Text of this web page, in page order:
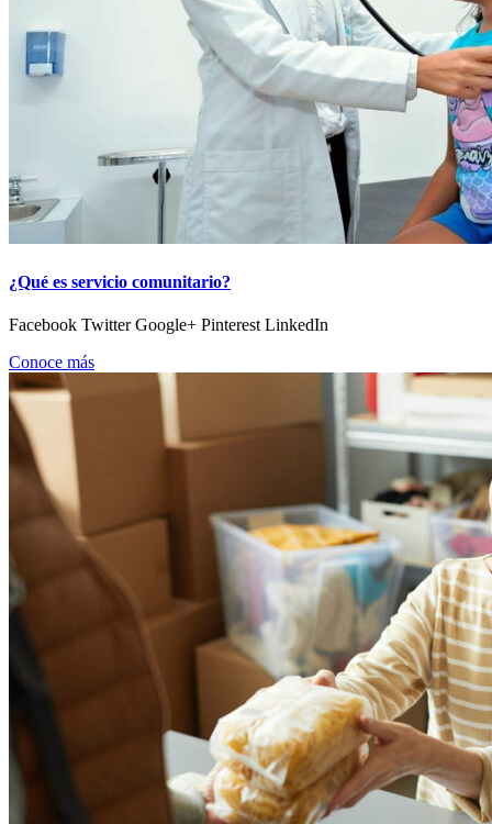
¿Qué es servicio comunitario?
Facebook Twitter Google+ Pinterest LinkedIn
Conoce más